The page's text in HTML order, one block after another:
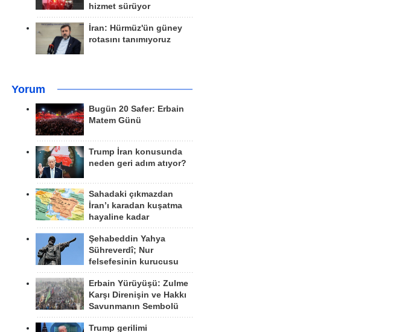
hizmet sürüyor
İran: Hürmüz'ün güney
rotasını tanımıyoruz
Yorum
Bugün 20 Safer: Erbain
Matem Günü
Trump İran konusunda
neden geri adım atıyor?
Sahadaki çıkmazdan
İran’ı karadan kuşatma
hayaline kadar
Şehabeddin Yahya
Sühreverdî; Nur
felsefesinin kurucusu
Erbain Yürüyüşü: Zulme
Karşı Direnişin ve Hakkı
Savunmanın Sembolü
Trump gerilimi